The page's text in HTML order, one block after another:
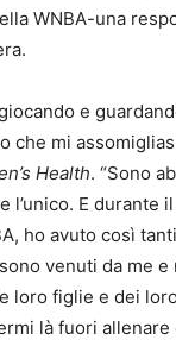
WNBA-una
e
che mi
Health. “Sono
l’unico. E durante
ho avuto così
venuti da me e
loro figlie e dei
là fuori allenare